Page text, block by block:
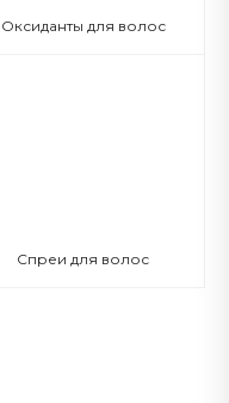
Оксиданты для волос
Спреи для волос